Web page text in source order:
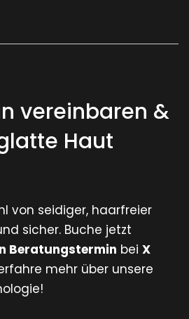
vereinbaren &
Haut
von seidiger, haarfreier
sicher. Buche jetzt
Beratungstermin bei X
mehr über unsere